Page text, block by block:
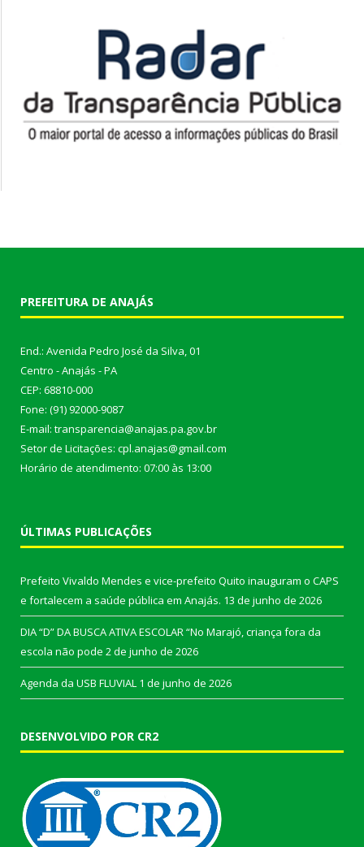
PREFEITURA DE ANAJÁS
End.: Avenida Pedro José da Silva, 01
Centro - Anajás - PA
CEP: 68810-000
Fone: (91) 92000-9087
E-mail: transparencia@anajas.pa.gov.br
Setor de Licitações: cpl.anajas@gmail.com
Horário de atendimento: 07:00 às 13:00
ÚLTIMAS PUBLICAÇÕES
Prefeito Vivaldo Mendes e vice-prefeito Quito inauguram o CAPS
e fortalecem a saúde pública em Anajás. 13 de junho de 2026
DIA “D” DA BUSCA ATIVA ESCOLAR “No Marajó, criança fora da
escola não pode 2 de junho de 2026
Agenda da USB FLUVIAL 1 de junho de 2026
DESENVOLVIDO POR CR2